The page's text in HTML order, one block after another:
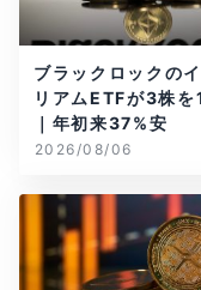
ブラックロックの
リアムETFが3株を
｜年初来37%安
2026/08/06